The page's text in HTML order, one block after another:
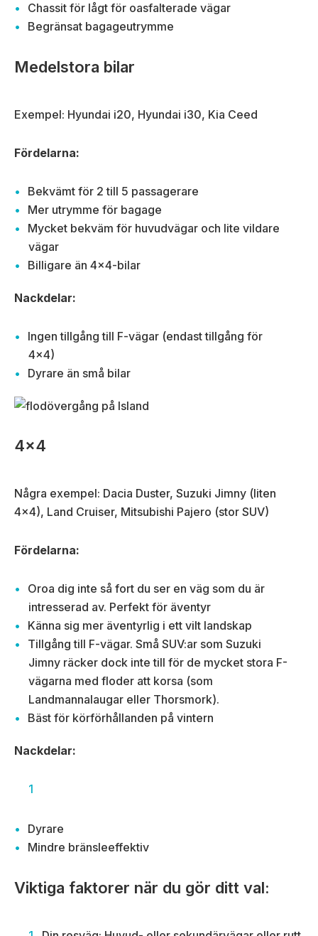
Chassit för lågt för oasfalterade vägar
Begränsat bagageutrymme
Medelstora bilar
Exempel: Hyundai i20, Hyundai i30, Kia Ceed
Fördelarna:
Bekvämt för 2 till 5 passagerare
Mer utrymme för bagage
Mycket bekväm för huvudvägar och lite vildare
vägar
Billigare än 4×4-bilar
Nackdelar:
Ingen tillgång till F-vägar (endast tillgång för
4×4)
Dyrare än små bilar
4×4
Några exempel: Dacia Duster, Suzuki Jimny (liten
4×4), Land Cruiser, Mitsubishi Pajero (stor SUV)
Fördelarna:
Oroa dig inte så fort du ser en väg som du är
intresserad av. Perfekt för äventyr
Känna sig mer äventyrlig i ett vilt landskap
Tillgång till F-vägar. Små SUV:ar som Suzuki
Jimny räcker dock inte till för de mycket stora F-
vägarna med floder att korsa (som
Landmannalaugar eller Thorsmork).
Bäst för körförhållanden på vintern
Nackdelar:
Dyrare
Mindre bränsleeffektiv
Viktiga faktorer när du gör ditt val: